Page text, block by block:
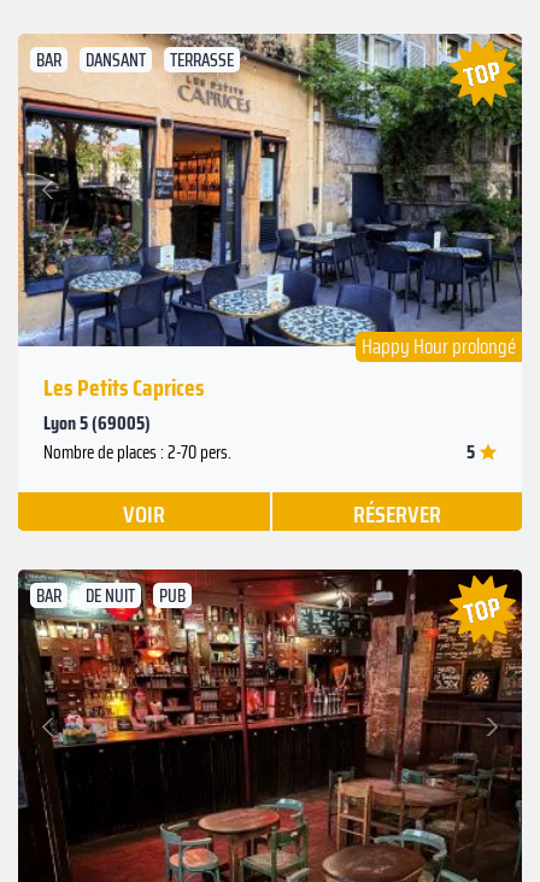
BAR DANSANT TERRASSE
Précédent
Suivant
Happy Hour prolongé
Les Petits Caprices
Lyon 5 (69005)
Nombre de places : 2-70 pers. 5
VOIR RÉSERVER
BAR DE NUIT PUB
Précédent
Suivant